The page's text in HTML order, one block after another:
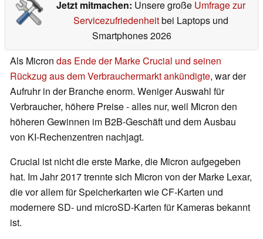
Jetzt mitmachen: Unsere große Umfrage zur
Servicezufriedenheitbei Laptops und
Smartphones 2026
Als Micron das Ende der Marke Crucial und seinen
Rückzug aus dem Verbrauchermarkt ankündigte, war der
Aufruhr in der Branche enorm. Weniger Auswahl für
Verbraucher, höhere Preise - alles nur, weil Micron den
höheren Gewinnen im B2B-Geschäft und dem Ausbau
von KI-Rechenzentren nachjagt.
Crucial ist nicht die erste Marke, die Micron aufgegeben
hat. Im Jahr 2017 trennte sich Micron von der Marke Lexar,
die vor allem für Speicherkarten wie CF-Karten und
modernere SD- und microSD-Karten für Kameras bekannt
ist.